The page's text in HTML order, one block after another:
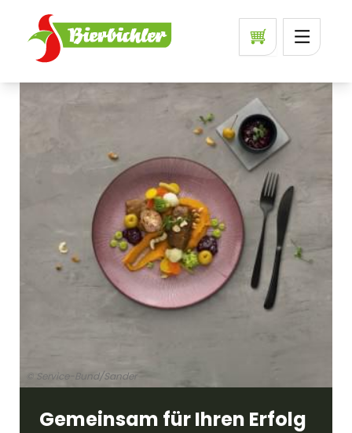
© Service-Bund/Sander
Gemeinsam für Ihren Erfolg